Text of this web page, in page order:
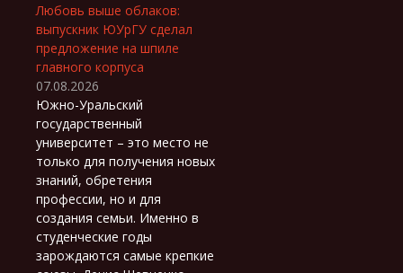
Любовь выше облаков:
выпускник ЮУрГУ сделал
предложение на шпиле
главного корпуса
07.08.2026
Южно-Уральский
государственный
университет – это место не
только для получения новых
знаний, обретения
профессии, но и для
создания семьи. Именно в
студенческие годы
зарождаются самые крепкие